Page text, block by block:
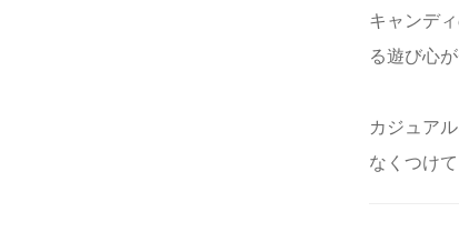
キャンデ
る遊び心
カジュア
なくつけて